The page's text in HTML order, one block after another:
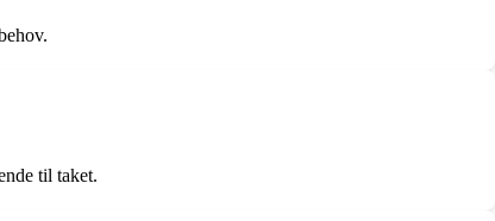
til taket.